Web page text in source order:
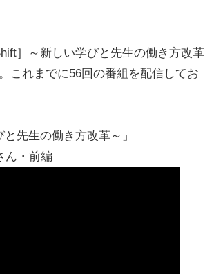
］～新しい学びと先生の働き方改革
これまでに56回の番組を配信してお
先生の働き方改革～」
ん・前編